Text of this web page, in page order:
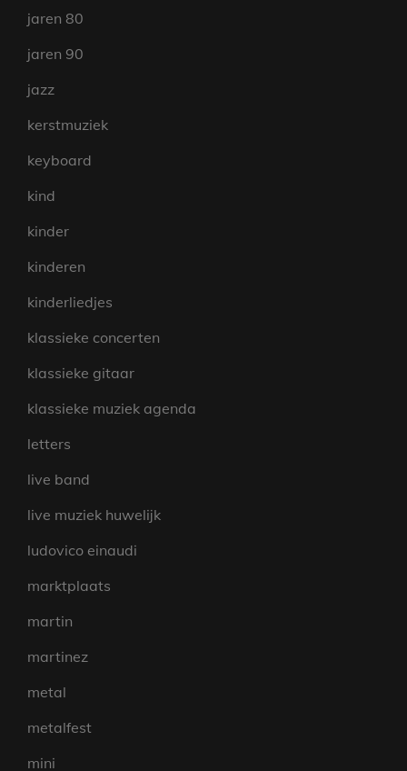
jaren 80
jaren 90
jazz
kerstmuziek
keyboard
kind
kinder
kinderen
kinderliedjes
klassieke concerten
klassieke gitaar
klassieke muziek agenda
letters
live band
live muziek huwelijk
ludovico einaudi
marktplaats
martin
martinez
metal
metalfest
mini